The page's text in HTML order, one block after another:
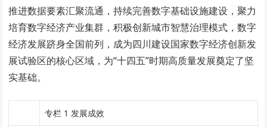
推进数据要素汇聚流通，持续完善数字基础设施建设，聚力
培育数字经济产业集群，积极创新城市智慧治理模式，数字
经济发展跻身全国前列，成为四川建设国家数字经济创新发
展试验区的核心区域，为“十四五”时期高质量发展奠定了坚
实基础。
专栏 1 发展成效